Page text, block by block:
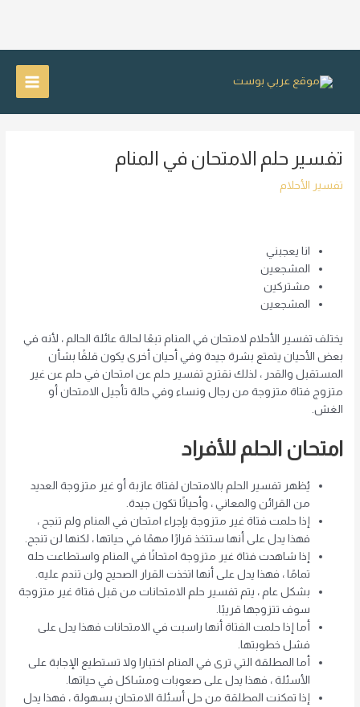
Main
تفسير حلم الامتحان في المنام
تفسير الأحلام
انا يعجبني
المشجعين
مشتركين
المشجعين
يختلف تفسير الأحلام لامتحان في المنام تبعًا لحالة عائلة الحالم ، لأنه في
بعض الأحيان يتمتع بشرة جيدة وفي أحيان أخرى يكون قلقًا بشأن
المستقبل والقدر ، لذلك نقترح تفسير حلم عن امتحان في حلم عن غير
متزوج فتاة متزوجة من رجال ونساء وفي حالة تأجيل الامتحان أو
الغش.
امتحان الحلم للأفراد
يُظهر تفسير الحلم بالامتحان لفتاة عازبة أو غير متزوجة العديد
من القرائن والمعاني ، وأحيانًا تكون جيدة.
إذا حلمت فتاة غير متزوجة بإجراء امتحان في المنام ولم تنجح ،
فهذا يدل على أنها ستتخذ قرارًا مهمًا في حياتها ، لكنها لن تنجح.
إذا شاهدت فتاة غير متزوجة امتحانًا في المنام واستطاعت حله
تمامًا ، فهذا يدل على أنها اتخذت القرار الصحيح ولن تندم عليه.
بشكل عام ، يتم تفسير حلم الامتحانات من قبل فتاة غير متزوجة
سوف تتزوجها قريبًا.
أما إذا حلمت الفتاة أنها راسبت في الامتحانات فهذا يدل على
فشل خطوبتها.
أما المطلقة التي ترى في المنام اختبارا ولا تستطيع الإجابة على
الأسئلة ، فهذا يدل على صعوبات ومشاكل في حياتها.
إذا تمكنت المطلقة من حل أسئلة الامتحان بسهولة ، فهذا يدل